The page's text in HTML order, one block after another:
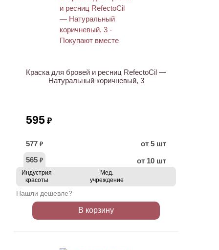
Краска для бровей и ресниц RefectoCil —
Натуральный коричневый, 3
595 ₽
577 ₽
от 5 шт
565 ₽ от 10 шт
Индустрия
красоты
Мед.
учреждение
Нашли дешевле?
В корзину